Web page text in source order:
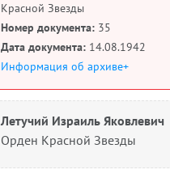
Красной Звезды
Номер документа: 35
Дата документа: 14.08.1942
Информация об архиве+
Летучий Израиль Яковлевич
Орден Красной Звезды